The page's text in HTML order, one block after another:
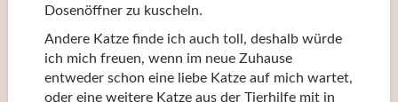
Dosenöffner zu kuscheln.
Andere Katze finde ich auch toll, deshalb würde
ich mich freuen, wenn im neue Zuhause
entweder schon eine liebe Katze auf mich wartet,
oder eine weitere Katze aus der Tierhilfe mit in